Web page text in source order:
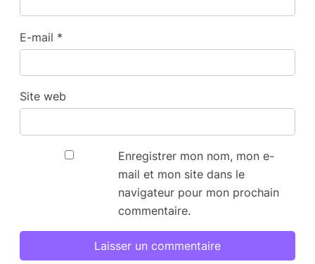
E-mail *
Site web
Enregistrer mon nom, mon e-
mail et mon site dans le
navigateur pour mon prochain
commentaire.